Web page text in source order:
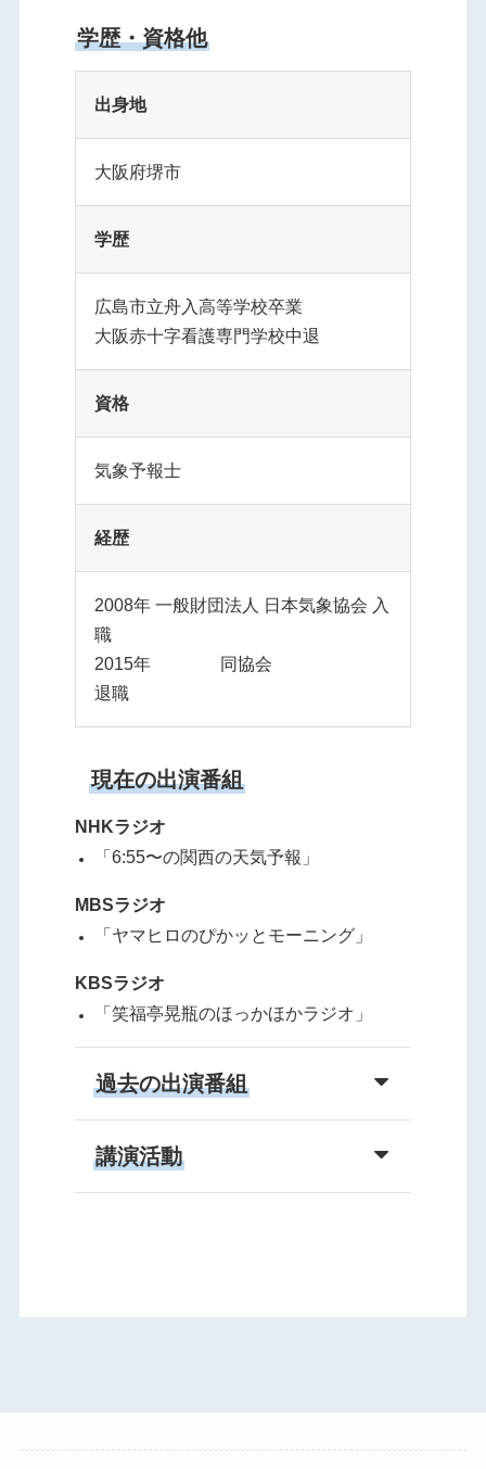
学歴・資格他
出身地
大阪府堺市
学歴
広島市立舟入高等学校卒業
大阪赤十字看護専門学校中退
資格
気象予報士
経歴
2008年 一般財団法人 日本気象協会 入
職
2015年 同協会
退職
現在の出演番組
NHKラジオ
「6:55〜の関西の天気予報」
MBSラジオ
「ヤマヒロのぴかッとモーニング」
KBSラジオ
「笑福亭晃瓶のほっかほかラジオ」
過去の出演番組
講演活動